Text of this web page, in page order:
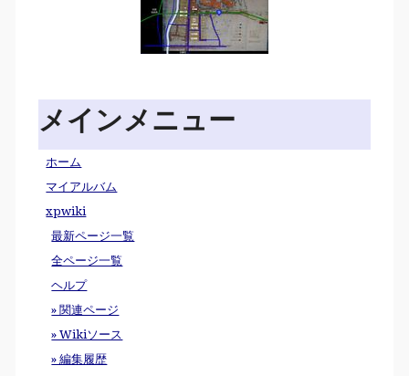
メインメニュー
ホーム
マイアルバム
xpwiki
最新ページ一覧
全ページ一覧
ヘルプ
» 関連ページ
» Wikiソース
» 編集履歴